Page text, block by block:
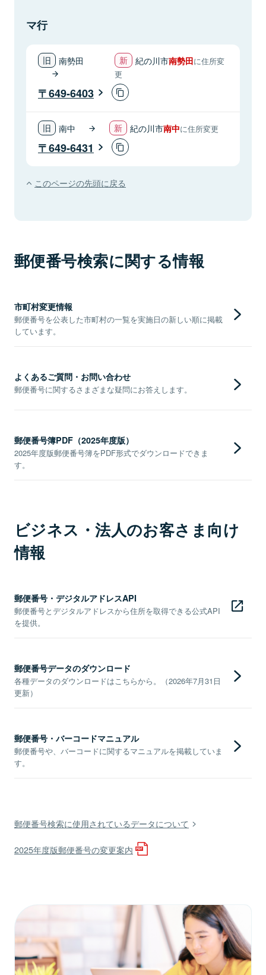
マ行
南勢田 紀の川市南勢田に住所変
更
649-6403
南中 紀の川市南中に住所変更
649-6431
このページの先頭に戻る
郵便番号検索に関する情報
市町村変更情報
郵便番号を公表した市町村の一覧を実施日の新しい順に掲載
しています。
よくあるご質問・お問い合わせ
郵便番号に関するさまざまな疑問にお答えします。
郵便番号簿PDF（2025年度版）
2025年度版郵便番号簿をPDF形式でダウンロードできま
す。
ビジネス・法人のお客さま向け
情報
郵便番号・デジタルアドレスAPI
郵便番号とデジタルアドレスから住所を取得できる公式API
を提供。
郵便番号データのダウンロード
各種データのダウンロードはこちらから。（2026年7月31日
更新）
郵便番号・バーコードマニュアル
郵便番号や、バーコードに関するマニュアルを掲載していま
す。
郵便番号検索に使用されているデータについて
2025年度版郵便番号の変更案内